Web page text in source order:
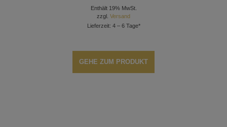
Enthält 19% MwSt.
zzgl.Versand
Lieferzeit: 4 – 6 Tage*
GEHE ZUM PRODUKT